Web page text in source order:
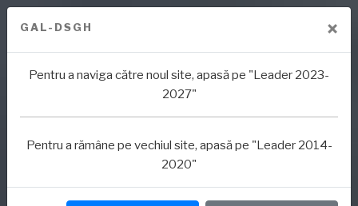
Skip
GAL-DSGH ×
Pentru a naviga către noul site, apasă pe "Leader 2023-
2027"
Pentru a rămâne pe vechiul site, apasă pe "Leader 2014-
2020"